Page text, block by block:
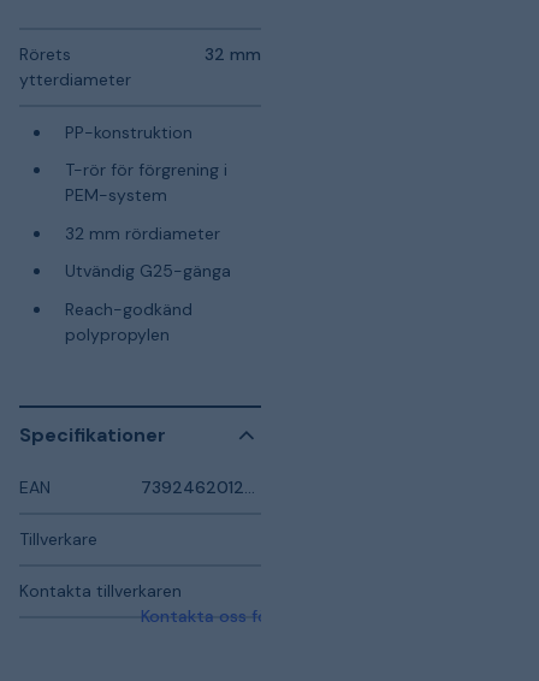
Rörets
ytterdiameter
32 mm
PP-konstruktion
T-rör för förgrening i
PEM-system
32 mm rördiameter
Utvändig G25-gänga
Reach-godkänd
polypropylen
Specifikationer
EAN
Tillverkare
Kontakta tillverkaren
Kontakta oss för mer information